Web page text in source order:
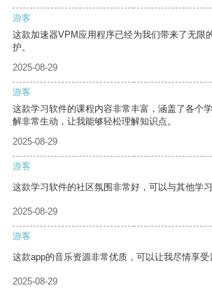
游客
这款加速器VPM应用程序已经为我们带来了无限
护。
2025-08-29
游客
这款学习软件的课程内容非常丰富，涵盖了各个
解非常生动，让我能够轻松理解知识点。
2025-08-29
游客
这款学习软件的社区氛围非常好，可以与其他学
2025-08-29
游客
这款app的音乐资源非常优质，可以让我尽情享受
2025-08-29